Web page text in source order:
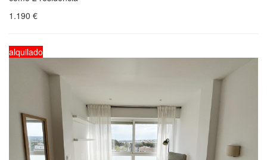
1.190 €
alquilado